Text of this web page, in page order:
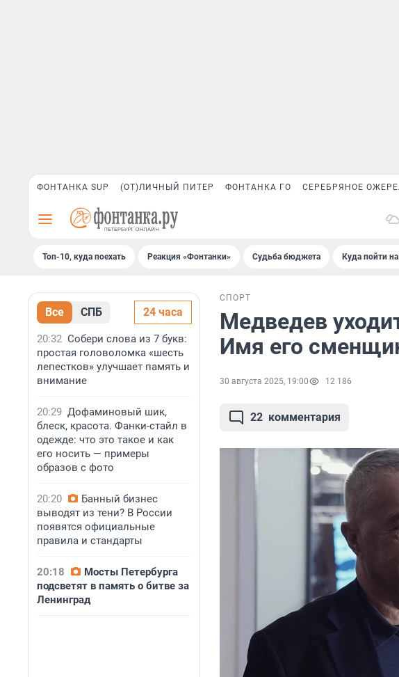
ФОНТАНКА SUP (ОТ)ЛИЧНЫЙ ПИТЕР ФОНТАНКА ГО СЕРЕБРЯНОЕ
Топ-10, куда поехать Реакция «Фонтанки» Судьба бюджета Куда пойти
Все СПБ 24 часа
20:32 Собери слова из 7 букв:
простая головоломка «шесть
лепестков» улучшает память и
внимание
20:29 Дофаминовый шик,
блеск, красота. Фанки-стайл в
одежде: что это такое и как
его носить — примеры
образов с фото
20:20
Банный бизнес
выводят из тени? В России
появятся официальные
правила и стандарты
20:18
Мосты Петербурга
подсветят в память о битве за
Ленинград
СПОРТ
Медведев
Имя его
30 августа 2025, 19:00 12 186
22 комментария